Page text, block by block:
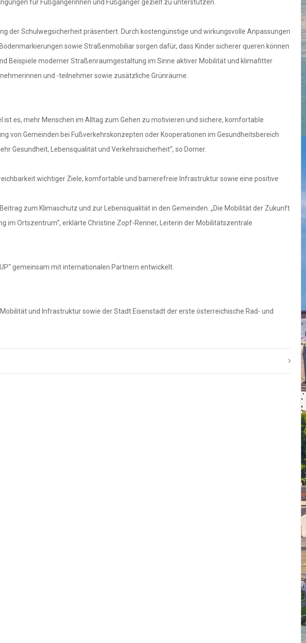
für Fußgängerinnen und Fußgänger gezielt zu unterstützen.
der Schulwegsicherheit präsentiert. Durch kostengünstige und wirkungsvolle Anpassungen
sowie Straßenmobiliar sorgen dafür, dass Kinder sicherer queren können
Beispiele moderner Straßenraumgestaltung im Sinne aktiver Mobilität und klimafitter
und -teilnehmer sowie zusätzliche Grünräume.
es, mehr Menschen im Alltag zum Gehen zu motivieren und sichere, komfortable
von Gemeinden bei Fußverkehrskonzepten oder Kooperationen im Gesundheitsbereich
Gesundheit, Lebensqualität und Verkehrssicherheit“, so Dorner.
wichtiger Ziele, komfortable und barrierefreie Infrastruktur sowie eine positive
zum Klimaschutz und zur Lebensqualität in den Gemeinden. „Die Mobilität der Zukunft
im Ortszentrum“, erklärte Christine Zopf-Renner, Leiterin der Mobilitätszentrale
gemeinsam mit internationalen Partnern entwickelt.
und Infrastruktur sowie der Stadt Eisenstadt der erste österreichische Rad- und